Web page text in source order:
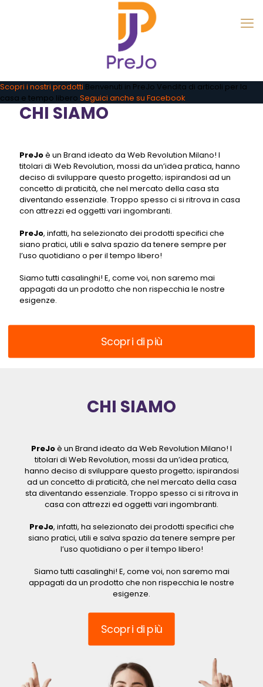
Scopri i nostri prodotti Benvenuti in PreJo Vendita di articoli per la
casa e tempo libero Seguici anche su Facebook
CHI SIAMO
PreJoè un Brand ideato da Web Revolution Milano! I
titolari di Web Revolution, mossi da un’idea pratica, hanno
deciso di sviluppare questo progetto; ispirandosi ad un
concetto di praticità, che nel mercato della casa sta
diventando essenziale. Troppo spesso ci si ritrova in casa
con attrezzi ed oggetti vari ingombranti.
PreJo, infatti, ha selezionato dei prodotti specifici che
siano pratici, utili e salva spazio da tenere sempre per
l’uso quotidiano o per il tempo libero!
Siamo tutti casalinghi! E, come voi, non saremo mai
appagati da un prodotto che non rispecchia le nostre
esigenze.
Scopri di più
CHI SIAMO
PreJoè un Brand ideato da Web Revolution Milano! I
titolari di Web Revolution, mossi da un’idea pratica,
hanno deciso di sviluppare questo progetto; ispirandosi
ad un concetto di praticità, che nel mercato della casa
sta diventando essenziale. Troppo spesso ci si ritrova in
casa con attrezzi ed oggetti vari ingombranti.
PreJo, infatti, ha selezionato dei prodotti specifici che
siano pratici, utili e salva spazio da tenere sempre per
l’uso quotidiano o per il tempo libero!
Siamo tutti casalinghi! E, come voi, non saremo mai
appagati da un prodotto che non rispecchia le nostre
esigenze.
Scopri di più